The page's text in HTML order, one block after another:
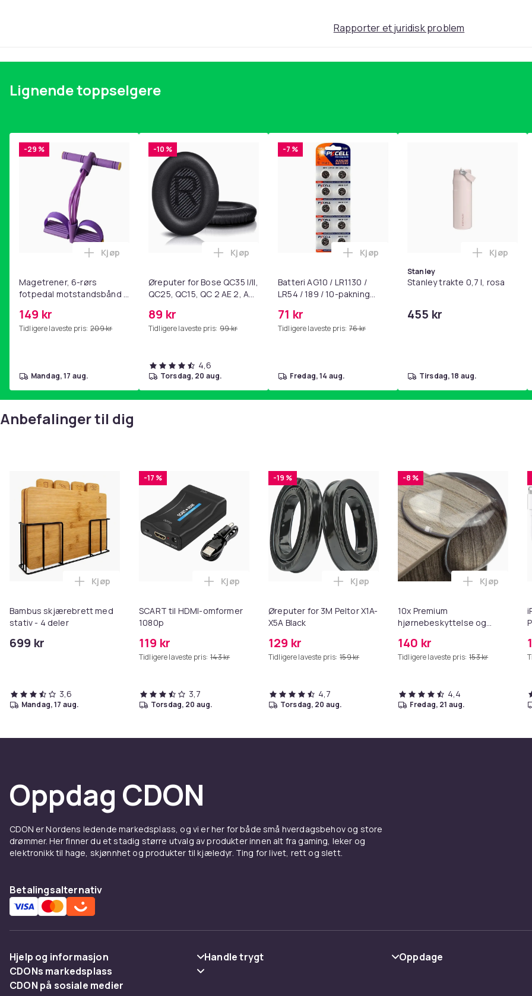
Rapporter et juridisk problem
Lignende toppselgere
-29 %
Magetrener, 6-rørs
fotpedal motstandsbånd -
yoga og
hjemmegymnastikk Purple
149 kr
Tidligere laveste pris: 209 kr
Legg Magetrener, 6-rørs fotpedal motstandsbånd - mage- og kjernetrening, yoga og
Kjøp
mandag, 17 aug.
-10 %
Øreputer for Bose QC35 I/II,
QC25, QC15, QC 2 AE 2, AE
SoundLink Black
89 kr
Tidligere laveste pris: 99 kr
Legg Øreputer for Bose QC35 I/II, QC25, QC15, QC 2 AE 2, AE 2i, AE 2w,
Kjøp
4,6
torsdag, 20 aug.
-7 %
Batteri AG10 / LR1130 /
LR54 / 189 / 10-pakning
71 kr
Tidligere laveste pris: 76 kr
Legg Batteri AG10 / LR1130 / LR54 / 189
Kjøp
fredag, 14 aug.
Stanley
Stanley trakte 0,7 l, rosa
455 kr
Legg
Kjøp
tirsdag, 18 aug.
Anbefalinger til dig
Bambus skjærebrett med
stativ - 4 deler
699 kr
Legg Bambus skjærebrett med stativ - 4 deler i handlekurven
Kjøp
3,6
mandag, 17 aug.
-17 %
SCART til HDMI-omformer
1080p
119 kr
Tidligere laveste pris: 143 kr
Legg SCART til HDMI-omformer 1080p i handlekurven
Kjøp
3,7
torsdag, 20 aug.
-19 %
Øreputer for 3M Peltor X1A-
X5A Black
129 kr
Tidligere laveste pris: 159 kr
Legg Øreputer for 3M Peltor X1A-X5A
Kjøp
4,7
torsdag, 20 aug.
-8 %
10x Premium
hjørnebeskyttelse og
140 kr
Tidligere laveste pris: 153 kr
Legg 10x
Kjøp
4,4
fredag, 21 aug.
Oppdag CDON
CDON er Nordens ledende markedsplass, og vi er her for både små hverdagsbehov og store
drømmer. Her finner du et stadig større utvalg av produkter innen alt fra gaming, leker og
elektronikk til hage, skjønnhet og produkter til kjæledyr. Ting for livet, rett og slett.
Betalingsalternativ
Hjelp og informasjon
Vanlige spørsmål
Handle trygt
Oppdage
CDONs markedsplass
Merchant Help Center
CDON på sosiale medier